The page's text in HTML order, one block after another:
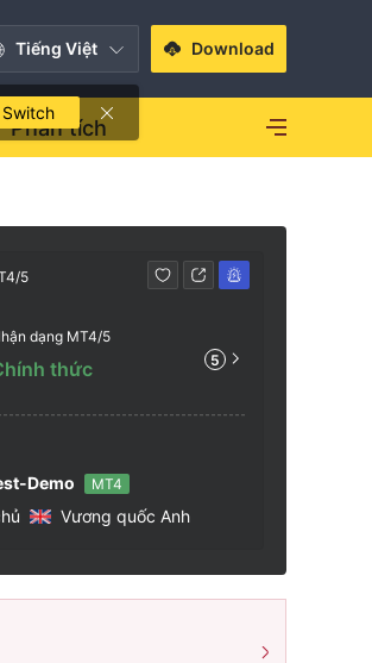
Tiếng Việt
Switch
Download
Phân tích
5
dạng MT4/5
thức 5
Demo
MT4
Vương quốc Anh